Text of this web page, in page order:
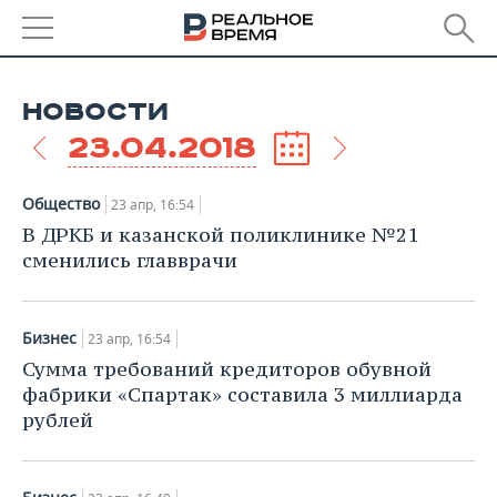
УДМУРТИЯ
НОВОСТИ
НОВОСТИ АНАЛИТИКИ
КОРОЛИ ГОСЗАКАЗА ПФО
ВУЗЫ ТАТАРСТАНА
КОМУ ПРИНАДЛЕЖАТ
ЭКОНОМИКА
ФИНАНСЫ
БАНКИ
БЮДЖЕТ
ИНВЕСТИЦИИ
НОВОСТИ
ПРОМЫШЛЕННОСТИ
АГРОПРОМ
НЕДВИЖИМОСТЬ
НОВОСТИ НЕДВИЖИМОСТИ
АВТО
НОВОСТИ АВТО
БИЗНЕС
НОВОСТИ БИЗНЕСА
ТЕХНОЛОГИИ
НОВОСТИ
23.04.2018
Общество 23 апр, 16:54
В ДРКБ и казанской поликлинике №21
сменились главврачи
Бизнес 23 апр, 16:54
Сумма требований кредиторов обувной
фабрики «Спартак» составила 3 миллиарда
рублей